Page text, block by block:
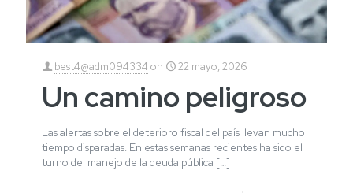
best4@adm094334 on 22 mayo, 2026
Un camino peligroso
Las alertas sobre el deterioro fiscal del país llevan mucho
tiempo disparadas. En estas semanas recientes ha sido el
turno del manejo de la deuda pública […]